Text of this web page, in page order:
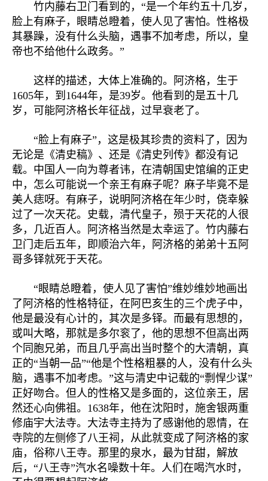
竹内藤右卫门看到的，“是一个年约五十几岁，
脸上有麻子，眼睛总瞪着，使人见了害怕。性格极
其暴躁，没有什么头脑，遇事不加考虑，所以，皇
帝也不给他什么政务。”
这样的描述，大体上准确的。阿济格，生于
1605年，到1644年，是39岁。他看到的是五十几
岁，可能阿济格长年征战，过早衰老了。
“脸上有麻子”，这是极其珍贵的资料了，因为
无论是《清史稿》、还是《清史列传》都没有记
载。中国人一向为尊者讳，在清朝国史馆编的正史
中，怎么可能说一个亲王有麻子呢？麻子毕竟不是
美人痣呀。有麻子，说明阿济格在年少时，侥幸躲
过了一次天花。史载，清代皇子，殒于天花的人很
多，几近百人。阿济格当然是太幸运了。竹内藤右
卫门走后五年，即顺治六年，阿济格的弟弟十五阿
哥多铎就死于天花。
“眼睛总瞪着，使人见了害怕”维妙维妙地画出
了阿济格的性格特征，在阿巴亥生的三个虎子中，
他是最没有心计的，其次是多铎。而最有思想的，
或叫大略，那就是多尔衮了，他的思想不但高出两
个同胞兄弟，而且几乎高出当时整个的大清朝，真
正的“当朝一品”“他是个性格粗暴的人，没有什么头
脑，遇事不加考虑。”这与清史中记载的“剽悍少谋”
正好吻合。但人的性格又是多面的，这位亲王，居
然还心向佛祖。1638年，他在沈阳时，施舍银两重
修庙宇大法寺。大法寺主持为了感谢他的恩情，在
寺院的左侧修了八王祠，从此就变成了阿济格的家
庙，俗称八王寺。那里的泉水，最为甘甜，解放
后，“八王寺”汽水名噪数十年。人们在喝汽水时，